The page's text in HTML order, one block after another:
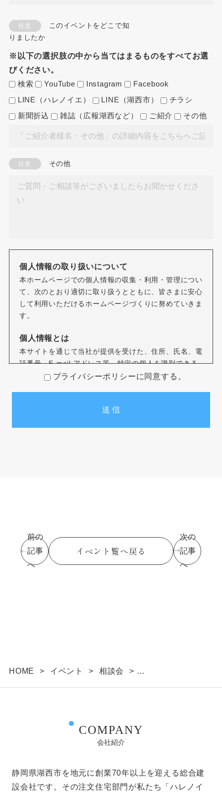
任意
このイベントをどこで知
りましたか
※以下の選択肢の中から当てはまるものをすべてお選
びください。
検索
YouTube Instagram
Facebook
LINE（ハレノイエ）
LINE（湖西市）
チラシ
新聞折込
雑誌（広報湖西など） ご紹介 その他
任意 その他
個人情報の取り扱いについて
本ホームページでの個人情報の収集・利用・管理につい
て、次のとおり適切に取り扱うとともに、皆さまに安心
して利用いただけるホームページづくりに努めていきま
す。
個人情報とは
本サイトを通じて当社が提供を受けた、住所、氏名、電
話番号、E-mail アドレス等、特定の個人を識別できる
情報をいいます。
本サイトを通じて個人情報を収集する際は、利用者ご本
用目的以外で利用・提供することはありません。
個人情報の利用目的の範囲内において、個人情報を含む
業務を外部委託する場合は、契約書等により当社と同等
目的達成のために必要な範囲内に限ります。
IPアドレス等の利用について
当社ウェブサイトへのアクセスの傾向を分析するため、
また、当社ウェブサイトで発生した問題を解決するため
ることがあります。しかし、そのようなデータからは、
プライバシーポリシーに同意する。
前の
記事
へ
イベント覧へ戻る
次の
記事
へ
HOME > イベント > 相談会
>
COMPANY
会社紹介
静岡県湖西市を地元に創業70年以上を迎える総合建
設会社です。その注文住宅部門が私たち「ハレノイ